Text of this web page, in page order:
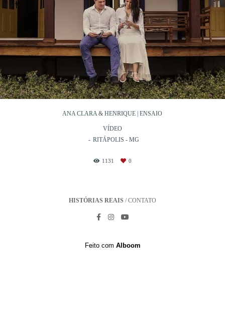
ANA CLARA & HENRIQUE | ENSAIO
VÍDEO
RITÁPOLIS - MG
1131 0
HISTÓRIAS REAIS /CONTATO
Feito com Alboom